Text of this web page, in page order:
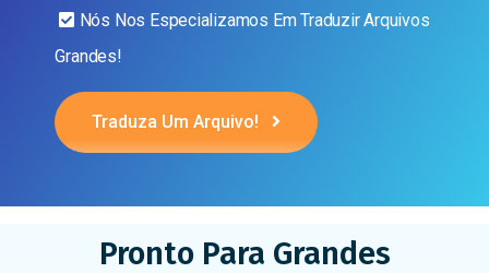
Nós Nos Especializamos Em Traduzir Arquivos
Grandes!
Traduza Um Arquivo!
Pronto Para Grandes